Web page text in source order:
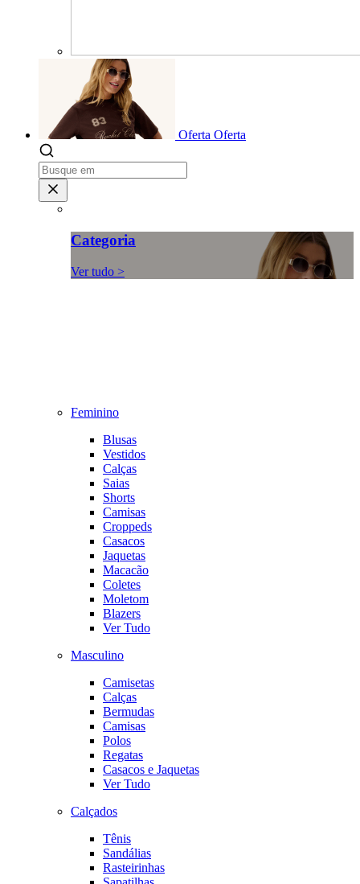
Oferta Oferta
Categoria
Ver tudo >
Feminino
Blusas
Vestidos
Calças
Saias
Shorts
Camisas
Croppeds
Casacos
Jaquetas
Macacão
Coletes
Moletom
Blazers
Ver Tudo
Masculino
Camisetas
Calças
Bermudas
Camisas
Polos
Regatas
Casacos e Jaquetas
Ver Tudo
Calçados
Tênis
Sandálias
Rasteirinhas